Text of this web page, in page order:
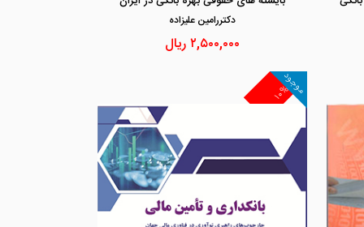
دكتررامين عليزاده
۲,۵۰۰,۰۰۰ریال
۱۰%
موجود